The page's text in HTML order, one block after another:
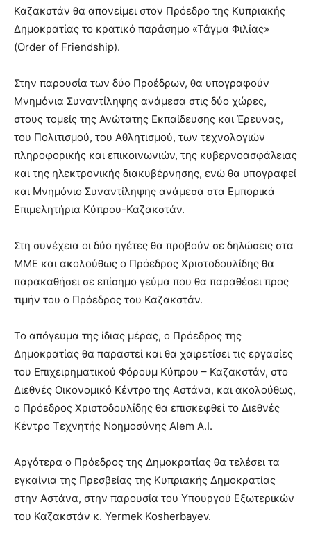
Καζακστάν θα απονείμει στον Πρόεδρο της Κυπριακής
Δημοκρατίας το κρατικό παράσημο «Τάγμα Φιλίας»
(Order of Friendship).
Στην παρουσία των δύο Προέδρων, θα υπογραφούν
Μνημόνια Συναντίληψης ανάμεσα στις δύο χώρες,
στους τομείς της Ανώτατης Εκπαίδευσης και Έρευνας,
του Πολιτισμού, του Αθλητισμού, των τεχνολογιών
πληροφορικής και επικοινωνιών, της κυβερνοασφάλειας
και της ηλεκτρονικής διακυβέρνησης, ενώ θα υπογραφεί
και Μνημόνιο Συναντίληψης ανάμεσα στα Εμπορικά
Επιμελητήρια Κύπρου-Καζακστάν.
Στη συνέχεια οι δύο ηγέτες θα προβούν σε δηλώσεις στα
ΜΜΕ και ακολούθως ο Πρόεδρος Χριστοδουλίδης θα
παρακαθήσει σε επίσημο γεύμα που θα παραθέσει προς
τιμήν του ο Πρόεδρος του Καζακστάν.
Το απόγευμα της ίδιας μέρας, ο Πρόεδρος της
Δημοκρατίας θα παραστεί και θα χαιρετίσει τις εργασίες
του Επιχειρηματικού Φόρουμ Κύπρου – Καζακστάν, στο
Διεθνές Οικονομικό Κέντρο της Αστάνα, και ακολούθως,
ο Πρόεδρος Χριστοδουλίδης θα επισκεφθεί το Διεθνές
Κέντρο Τεχνητής Νοημοσύνης Alem A.I.
Αργότερα ο Πρόεδρος της Δημοκρατίας θα τελέσει τα
εγκαίνια της Πρεσβείας της Κυπριακής Δημοκρατίας
στην Αστάνα, στην παρουσία του Υπουργού Εξωτερικών
του Καζακστάν κ. Yermek Kosherbayev.